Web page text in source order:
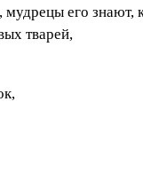
его знают,
тварей,